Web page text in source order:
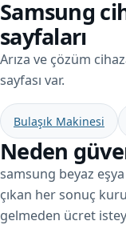
Samsung
sayfaları
Arıza ve çözüm
sayfası var.
Bulaşık Makinesi
Neden
samsung beyaz
çıkan her sonuç
gelmeden ücret